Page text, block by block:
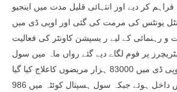
کر دیے اور انتہائی قلیل مدت میں اینجیو
یونٹس کی مرمت کی گئی اور اوپی ڈی میں
رہنمائی کے لیے ر یسپشن کاونٹر کی فعالیت
پر فوم لگاے دیے گئے رواں ماہ میں سول
ہسپتال کوئٹہ کی اوپی ڈی میں 83000 ہزار مریضوں کاعلاج کیا گیا
جس میں 2670 مریض داخل ہوئے جبکہ سول ہسپتال کوئٹہ میں 986